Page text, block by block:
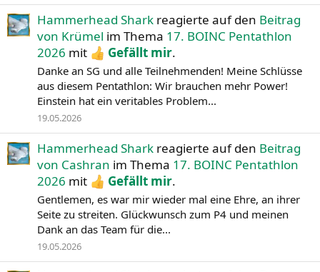
Hammerhead Shark reagierte auf den Beitrag
von Krümel im Thema 17. BOINC Pentathlon
2026 mit Gefällt mir.
Danke an SG und alle Teilnehmenden! Meine Schlüsse
aus diesem Pentathlon: Wir brauchen mehr Power!
Einstein hat ein veritables Problem...
19.05.2026
Hammerhead Shark reagierte auf den Beitrag
von Cashran im Thema 17. BOINC Pentathlon
2026 mit Gefällt mir.
Gentlemen, es war mir wieder mal eine Ehre, an ihrer
Seite zu streiten. Glückwunsch zum P4 und meinen
Dank an das Team für die...
19.05.2026